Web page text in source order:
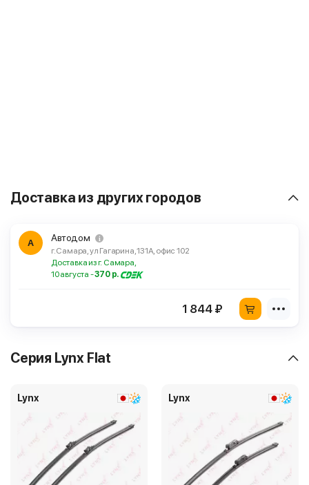
Доставка из других городов
А Автодом
г. Самара, ул Гагарина, 131А, офис 102
Доставка из г. Самара,
10 августа -370 р.
1 844 ₽
Серия Lynx Flat
Lynx Lynx